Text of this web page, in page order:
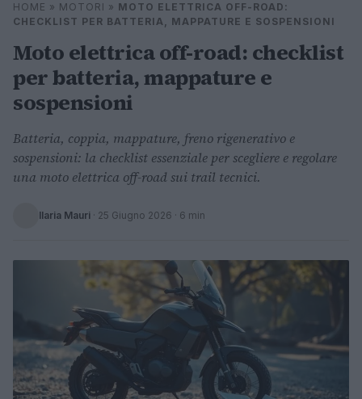
Cerca
HOME » MOTORI » MOTO ELETTRICA OFF-ROAD:
CHECKLIST PER BATTERIA, MAPPATURE E SOSPENSIONI
Moto elettrica off-road: checklist
per batteria, mappature e
sospensioni
Batteria, coppia, mappature, freno rigenerativo e
sospensioni: la checklist essenziale per scegliere e regolare
una moto elettrica off-road sui trail tecnici.
Ilaria Mauri · 25 Giugno 2026 · 6 min